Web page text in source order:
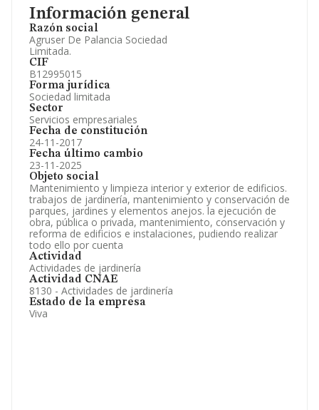
Información general
Razón social
Agruser De Palancia Sociedad
Limitada.
CIF
B12995015
Forma jurídica
Sociedad limitada
Sector
Servicios empresariales
Fecha de constitución
24-11-2017
Fecha último cambio
23-11-2025
Objeto social
Mantenimiento y limpieza interior y exterior de edificios.
trabajos de jardinería, mantenimiento y conservación de
parques, jardines y elementos anejos. la ejecución de
obra, pública o privada, mantenimiento, conservación y
reforma de edificios e instalaciones, pudiendo realizar
todo ello por cuenta
Actividad
Actividades de jardinería
Actividad CNAE
8130 - Actividades de jardinería
Estado de la empresa
Viva
Información oficial y registral complementaria.